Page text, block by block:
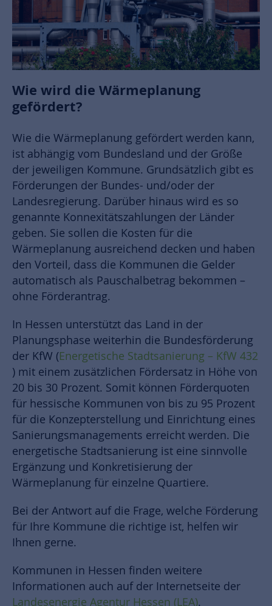
Wie wird die Wärmeplanung
gefördert?
Wie die Wärmeplanung gefördert werden kann,
ist abhängig vom Bundesland und der Größe
der jeweiligen Kommune. Grundsätzlich gibt es
Förderungen der Bundes- und/oder der
Landesregierung. Darüber hinaus wird es so
genannte Konnexitätszahlungen der Länder
geben. Sie sollen die Kosten für die
Wärmeplanung ausreichend decken und haben
den Vorteil, dass die Kommunen die Gelder
automatisch als Pauschalbetrag bekommen –
ohne Förderantrag.
In Hessen unterstützt das Land in der
Planungsphase weiterhin die Bundesförderung
der KfW (Energetische Stadtsanierung – KfW 432
) mit einem zusätzlichen Fördersatz in Höhe von
20 bis 30 Prozent. Somit können Förderquoten
für hessische Kommunen von bis zu 95 Prozent
für die Konzepterstellung und Einrichtung eines
Sanierungsmanagements erreicht werden. Die
energetische Stadtsanierung ist eine sinnvolle
Ergänzung und Konkretisierung der
Wärmeplanung für einzelne Quartiere.
Bei der Antwort auf die Frage, welche Förderung
für Ihre Kommune die richtige ist, helfen wir
Ihnen gerne.
Kommunen in Hessen finden weitere
Informationen auch auf der Internetseite der
Landesenergie Agentur Hessen (LEA).